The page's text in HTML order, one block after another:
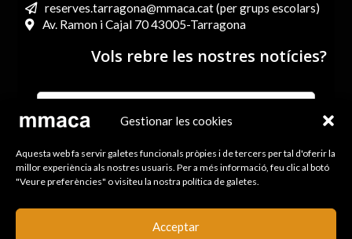
Gestionar les cookies
Aquesta web fa servir galetes funcionals pròpies i de tercers per tal d'oferir la
millor experiència als nostres usuaris. Per a més informació, feu clic al botó
"Veure preferències" o visiteu la nostra política de galetes.
Acceptar
reserves.tarragona@mmaca.cat (per grups escolars)
Av. Ramon i Cajal 70 43005-Tarragona
Vols rebre les nostres notícies?
He llegit i accepto els termes i condicions de l’Avís legal i
la Política de Privacitat